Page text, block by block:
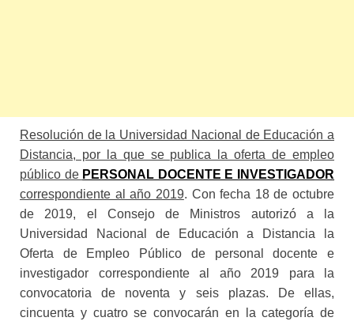
Resolución de la Universidad Nacional de Educación a
Distancia, por la que se publica la oferta de empleo
público de PERSONAL DOCENTE E INVESTIGADOR
correspondiente al año 2019. Con fecha 18 de octubre
de 2019, el Consejo de Ministros autorizó a la
Universidad Nacional de Educación a Distancia la
Oferta de Empleo Público de personal docente e
investigador correspondiente al año 2019 para la
convocatoria de noventa y seis plazas. De ellas,
cincuenta y cuatro se convocarán en la categoría de